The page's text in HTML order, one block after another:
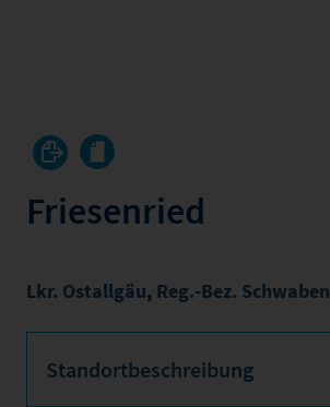
Friesenried
Lkr. Ostallgäu, Reg.-Bez. Schwaben
Standortbeschreibung